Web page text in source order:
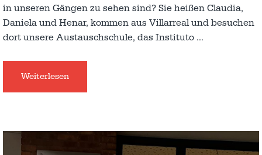
in unseren Gängen zu sehen sind? Sie heißen Claudia,
Daniela und Henar, kommen aus Villarreal und besuchen
dort unsere Austauschschule, das Instituto …
Weiterlesen